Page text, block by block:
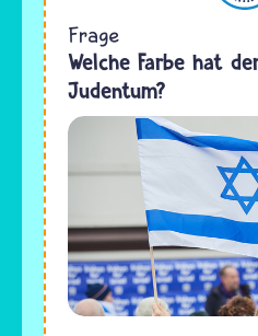
Frage
Welche Farbe hat
Judentum?